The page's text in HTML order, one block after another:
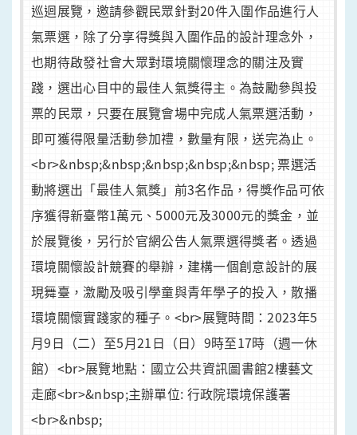
巡迴展覽，邀請參觀民眾針對20件入圍作品進行人
氣票選，除了分享得獎與入圍作品的設計理念外，
也期待啟發社會大眾對環境關懷理念的關注及實
踐，選出心目中的最佳人氣獎得主。為鼓勵參與投
票的民眾，只要在展覽會場中完成人氣票選活動，
即可獲得限量活動參加禮，數量有限，送完為止。
<br>&nbsp;&nbsp;&nbsp;&nbsp;&nbsp; 票選活
動將選出「最佳人氣獎」前3名作品，得獎作品可依
序獲得新臺幣1萬元、5000元及3000元的獎金，並
於展覽後，另行於官網公告人氣票選得獎者。透過
環境關懷設計競賽的舉辦，建構一個創意設計的展
現舞臺，激勵及吸引學童與青年學子的投入，散播
環境關懷實踐家的種子。<br>展覽時間：2023年5
月9日（二）至5月21日（日）9時至17時（週一休
館）<br>展覽地點：國立公共資訊圖書館2樓藝文
走廊<br>&nbsp;主辦單位: 行政院環境保護署
<br>&nbsp;